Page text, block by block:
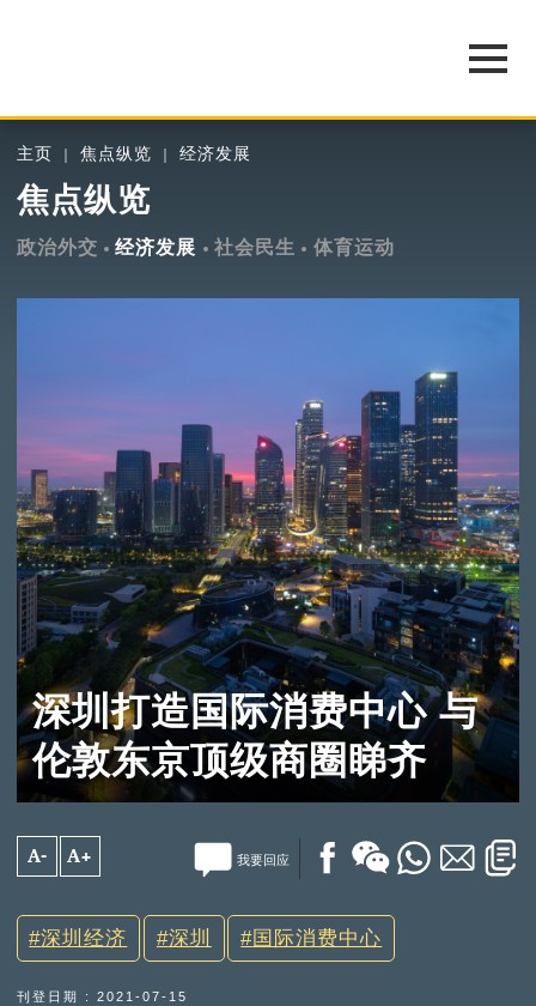
主页 焦点纵览 经济发展
焦点纵览
政治外交 经济发展 社会民生 体育运动
深圳打造国际消费中心 与
伦敦东京顶级商圈睇齐
A- A+ 我要回应
深圳经济 深圳 国际消费中心
刊登日期 : 2021-07-15